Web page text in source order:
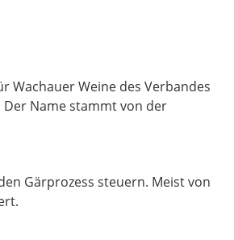
Wachauer Weine des Verbandes
Der Name stammt von der
Gärprozess steuern. Meist von